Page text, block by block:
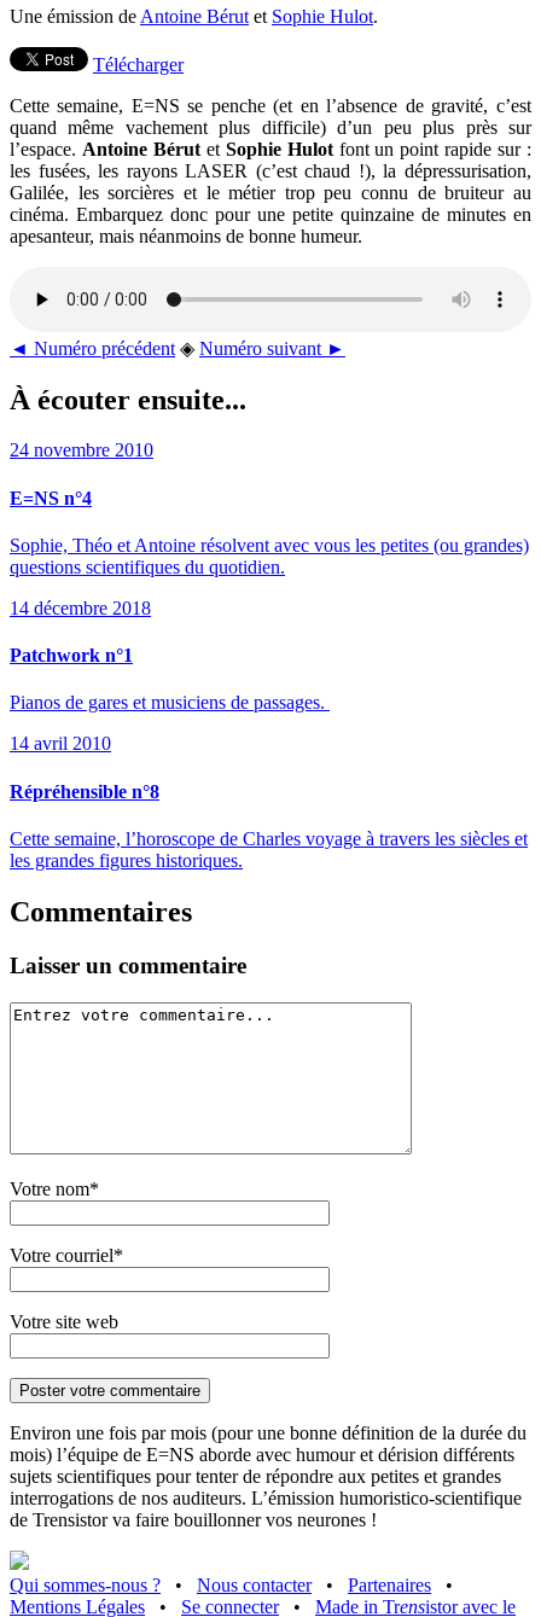
Une émission de Antoine Bérut et Sophie Hulot.
Télécharger
Cette semaine, E=NS se penche (et en l’absence de gravité, c’est
quand même vachement plus difficile) d’un peu plus près sur
l’espace. Antoine Bérutet Sophie Hulotfont un point rapide sur :
les fusées, les rayons LASER (c’est chaud !), la dépressurisation,
Galilée, les sorcières et le métier trop peu connu de bruiteur au
cinéma. Embarquez donc pour une petite quinzaine de minutes en
apesanteur, mais néanmoins de bonne humeur.
◄ Numéro précédent ◈ Numéro suivant ►
À écouter ensuite...
24 novembre 2010
E=NS n°4
Sophie, Théo et Antoine résolvent avec vous les petites (ou grandes)
questions scientifiques du quotidien.
14 décembre 2018
Patchwork n°1
Pianos de gares et musiciens de passages.
14 avril 2010
Répréhensible n°8
Cette semaine, l’horoscope de Charles voyage à travers les siècles et
les grandes figures historiques.
Commentaires
Laisser un commentaire
Votre nom*
Votre courriel*
Votre site web
Environ une fois par mois (pour une bonne définition de la durée du
mois) l’équipe de E=NS aborde avec humour et dérision différents
sujets scientifiques pour tenter de répondre aux petites et grandes
interrogations de nos auditeurs. L’émission humoristico-scientifique
de Trensistor va faire bouillonner vos neurones !
Qui sommes-nous ? • Nous contacter • Partenaires
•
Mentions Légales
• Se connecter • Made in Trensistor avec le